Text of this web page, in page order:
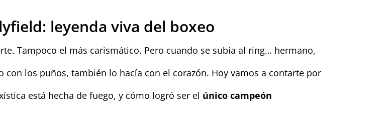
leyenda viva del boxeo
Tampoco el más carismático. Pero cuando se subía al ring… hermano,
los puños, también lo hacía con el corazón. Hoy vamos a contarte por
está hecha de fuego, y cómo logró ser el único campeón